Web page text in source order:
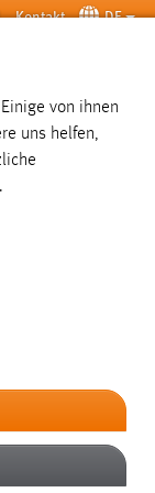
Kontakt DE
SUCHE
C 1.1 IN
Nach
im
von ihnen
uns helfen,